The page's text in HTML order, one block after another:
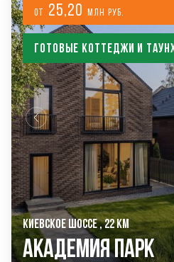
от 25,20 млн руб.
Готовые коттеджи и
КИЕВСКОЕ ШОССЕ , 22 КМ
Академия Парк